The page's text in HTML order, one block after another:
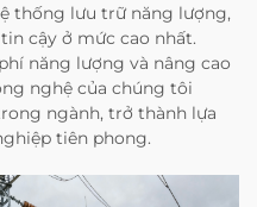
thống lưu trữ năng lượng,
cậy ở mức cao nhất.
năng lượng và nâng cao
nghệ của chúng tôi
ngành, trở thành lựa
tiên phong.